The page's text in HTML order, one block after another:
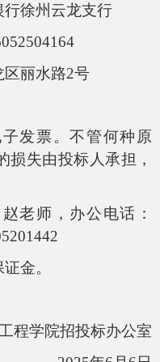
徐州云龙支行
区丽水路2号
发票。不管何种原
损失由投标人承担，
老师，办公电话：
金。
程学院招投标办公室